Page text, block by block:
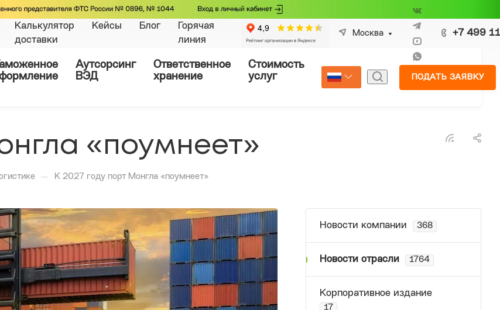
Калькулятор
доставки
Кейсы Блог
Горячая
линия
Москва +7 499
Аутсорсинг
ВЭД
Ответственное
хранение
Стоимость
услуг
Страхование
Select Language
ПОДАТЬ ЗАЯВКУ
«поумнеет»
— К 2027 году порт Монгла «поумнеет»
Новости компании 368
Новости отрасли 1764
Корпоративное издание
17